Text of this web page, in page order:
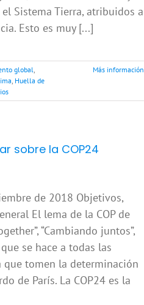
Sistema Tierra, atribuidos a
Esto es muy [...]
global,
, Huella de
Más información
sobre la COP24
de 2018 Objetivos,
El lema de la COP de
“Cambiando juntos”,
se hace a todas las
que tomen la determinación
de París. La COP24 es la